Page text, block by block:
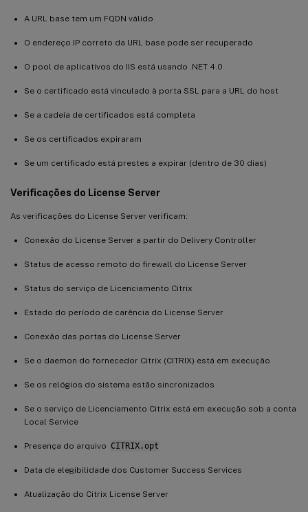
A URL base tem um FQDN válido
O endereço IP correto da URL base pode ser recuperado
O pool de aplicativos do IIS está usando .NET 4.0
Se o certificado está vinculado à porta SSL para a URL do host
Se a cadeia de certificados está completa
Se os certificados expiraram
Se um certificado está prestes a expirar (dentro de 30 dias)
Verificações do License Server
As verificações do License Server verificam:
Conexão do License Server a partir do Delivery Controller
Status de acesso remoto do firewall do License Server
Status do serviço de Licenciamento Citrix
Estado do período de carência do License Server
Conexão das portas do License Server
Se o daemon do fornecedor Citrix (CITRIX) está em execução
Se os relógios do sistema estão sincronizados
Se o serviço de Licenciamento Citrix está em execução sob a conta
Local Service
Presença do arquivo CITRIX.opt
Data de elegibilidade dos Customer Success Services
Atualização do Citrix License Server